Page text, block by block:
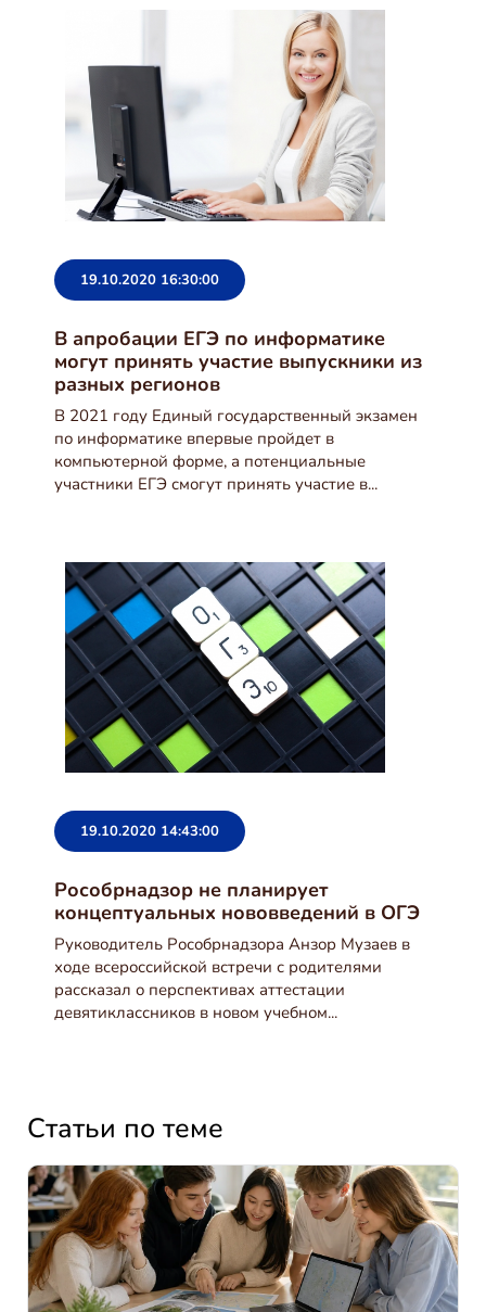
19.10.2020 16:30:00
В апробации ЕГЭ по информатике
могут принять участие выпускники из
разных регионов
В 2021 году Единый государственный экзамен
по информатике впервые пройдет в
компьютерной форме, а потенциальные
участники ЕГЭ смогут принять участие в...
19.10.2020 14:43:00
Рособрнадзор не планирует
концептуальных нововведений в ОГЭ
Руководитель Рособрнадзора Анзор Музаев в
ходе всероссийской встречи с родителями
рассказал о перспективах аттестации
девятиклассников в новом учебном...
Статьи по теме